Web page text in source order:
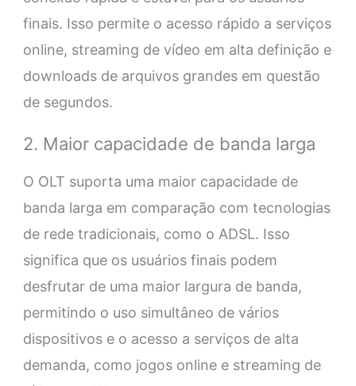
finais. Isso permite o acesso rápido a serviços
online, streaming de vídeo em alta definição e
downloads de arquivos grandes em questão
de segundos.
2. Maior capacidade de banda larga
O OLT suporta uma maior capacidade de
banda larga em comparação com tecnologias
de rede tradicionais, como o ADSL. Isso
significa que os usuários finais podem
desfrutar de uma maior largura de banda,
permitindo o uso simultâneo de vários
dispositivos e o acesso a serviços de alta
demanda, como jogos online e streaming de